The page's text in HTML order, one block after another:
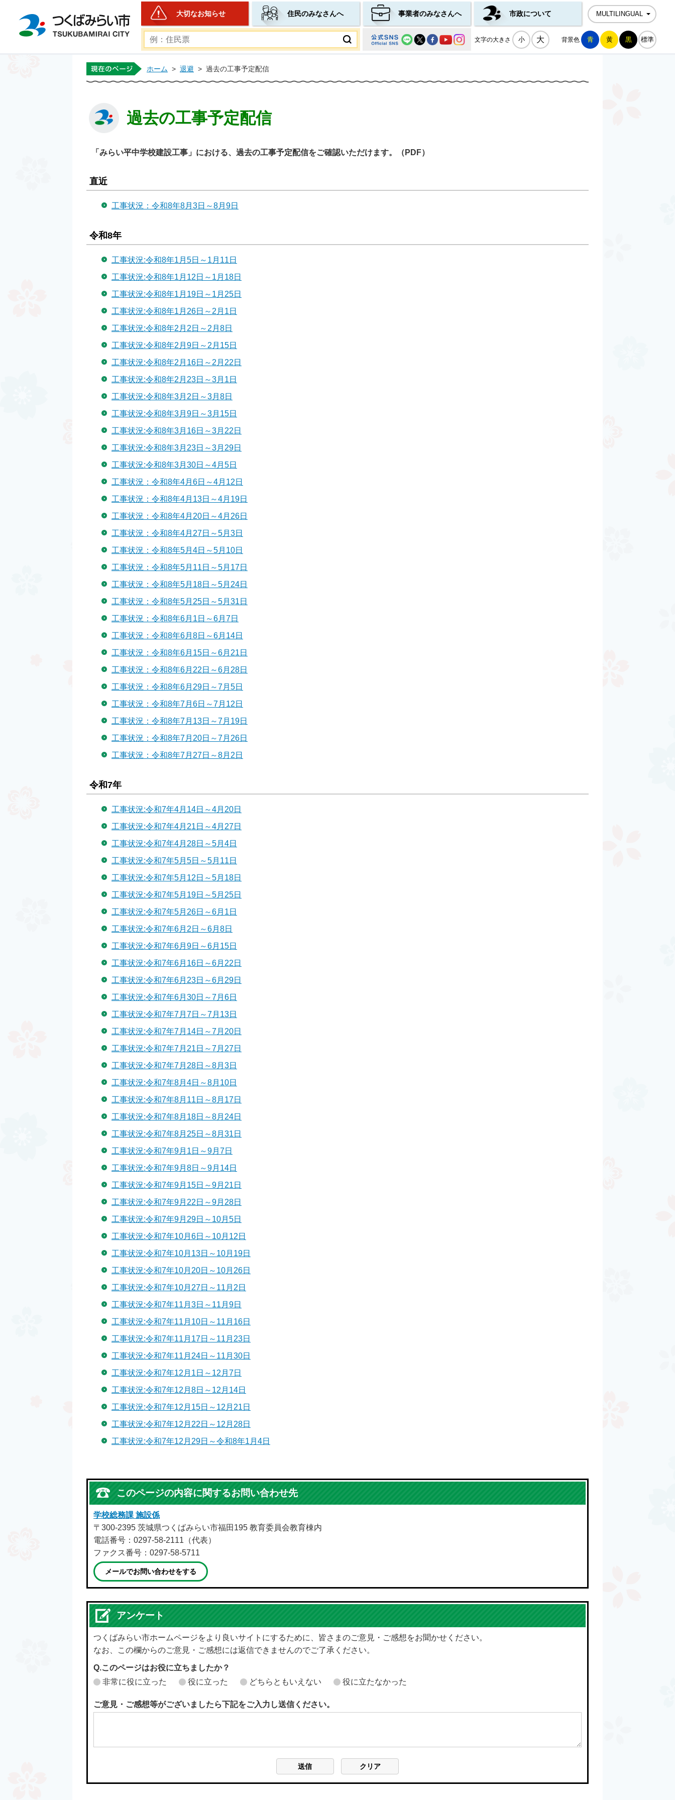
つくばみらい市公式ホームページ
大切なお知らせ 住民のみなさんへ 事業者のみなさんへ 市政について MULTILINGUAL
文字の大きさ 小 大 背景色 青 黄 黒 標準
ホーム > 退避 > 過去の工事予定配信
過去の工事予定配信
「みらい平中学校建設工事」における、過去の工事予定配信をご確認いただけます。（PDF）
直近
工事状況：令和8年8月3日～8月9日
令和8年
工事状況:令和8年1月5日～1月11日
工事状況:令和8年1月12日～1月18日
工事状況:令和8年1月19日～1月25日
工事状況:令和8年1月26日～2月1日
工事状況:令和8年2月2日～2月8日
工事状況:令和8年2月9日～2月15日
工事状況:令和8年2月16日～2月22日
工事状況:令和8年2月23日～3月1日
工事状況:令和8年3月2日～3月8日
工事状況:令和8年3月9日～3月15日
工事状況:令和8年3月16日～3月22日
工事状況:令和8年3月23日～3月29日
工事状況:令和8年3月30日～4月5日
工事状況：令和8年4月6日～4月12日
工事状況：令和8年4月13日～4月19日
工事状況：令和8年4月20日～4月26日
工事状況：令和8年4月27日～5月3日
工事状況：令和8年5月4日～5月10日
工事状況：令和8年5月11日～5月17日
工事状況：令和8年5月18日～5月24日
工事状況：令和8年5月25日～5月31日
工事状況：令和8年6月1日～6月7日
工事状況：令和8年6月8日～6月14日
工事状況：令和8年6月15日～6月21日
工事状況：令和8年6月22日～6月28日
工事状況：令和8年6月29日～7月5日
工事状況：令和8年7月6日～7月12日
工事状況：令和8年7月13日～7月19日
工事状況：令和8年7月20日～7月26日
工事状況：令和8年7月27日～8月2日
令和7年
工事状況:令和7年4月14日～4月20日
工事状況:令和7年4月21日～4月27日
工事状況:令和7年4月28日～5月4日
工事状況:令和7年5月5日～5月11日
工事状況:令和7年5月12日～5月18日
工事状況:令和7年5月19日～5月25日
工事状況:令和7年5月26日～6月1日
工事状況:令和7年6月2日～6月8日
工事状況:令和7年6月9日～6月15日
工事状況:令和7年6月16日～6月22日
工事状況:令和7年6月23日～6月29日
工事状況:令和7年6月30日～7月6日
工事状況:令和7年7月7日～7月13日
工事状況:令和7年7月14日～7月20日
工事状況:令和7年7月21日～7月27日
工事状況:令和7年7月28日～8月3日
工事状況:令和7年8月4日～8月10日
工事状況:令和7年8月11日～8月17日
工事状況:令和7年8月18日～8月24日
工事状況:令和7年8月25日～8月31日
工事状況:令和7年9月1日～9月7日
工事状況:令和7年9月8日～9月14日
工事状況:令和7年9月15日～9月21日
工事状況:令和7年9月22日～9月28日
工事状況:令和7年9月29日～10月5日
工事状況:令和7年10月6日～10月12日
工事状況:令和7年10月13日～10月19日
工事状況:令和7年10月20日～10月26日
工事状況:令和7年10月27日～11月2日
工事状況:令和7年11月3日～11月9日
工事状況:令和7年11月10日～11月16日
工事状況:令和7年11月17日～11月23日
工事状況:令和7年11月24日～11月30日
工事状況:令和7年12月1日～12月7日
工事状況:令和7年12月8日～12月14日
工事状況:令和7年12月15日～12月21日
工事状況:令和7年12月22日～12月28日
工事状況:令和7年12月29日～令和8年1月4日
このページの内容に関するお問い合わせ先
学校総務課 施設係
〒300-2395 茨城県つくばみらい市福田195 教育委員会教育棟内
電話番号：0297-58-2111（代表）
ファクス番号：0297-58-5711
メールでお問い合わせをする
アンケート
つくばみらい市ホームページをより良いサイトにするために、皆さまのご意見・ご感想をお聞かせください。
なお、この欄からのご意見・ご感想には返信できませんのでご了承ください。
Q.このページはお役に立ちましたか？
非常に役に立った
役に立った どちらともいえない 役に立たなかった
ご意見・ご感想等がございましたら下記をご入力し送信ください。